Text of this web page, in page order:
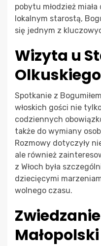
pobytu młodzież
lokalnym starostą,
się jednym z
Wizyta u
Olkuskiego
Spotkanie z
włoskich gości nie
codziennych
także do wymiany
Rozmowy dotyczyły
ale również
z Włoch była
dziecięcymi
wolnego czasu.
Małopolski